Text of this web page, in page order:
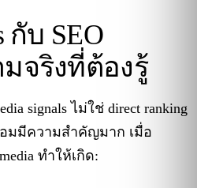
กับ SEO
มจริงที่ต้องรู้
signals ไม่ใช่ direct ranking
มมีความสำคัญมาก เมื่อ
ทำให้เกิด: